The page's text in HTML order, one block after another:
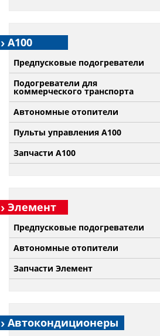
А100
Предпусковые подогреватели
Подогреватели для
коммерческого транспорта
Автономные отопители
Пульты управления A100
Запчасти А100
Элемент
Предпусковые подогреватели
Автономные отопители
Запчасти Элемент
Автокондиционеры